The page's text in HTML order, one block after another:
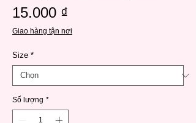
15.000 ₫
Giao hàng tận nơi
Size *
Số lượng *